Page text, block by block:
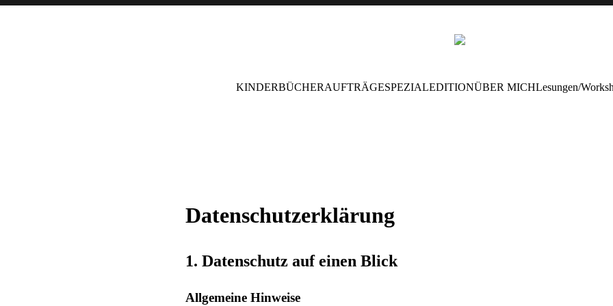
KINDERBÜCHERAUFTRÄGESPEZIALEDITIONÜBER MICHLesungen/
Datenschutz­erklärung
1. Datenschutz auf einen Blick
Allgemeine Hinweise